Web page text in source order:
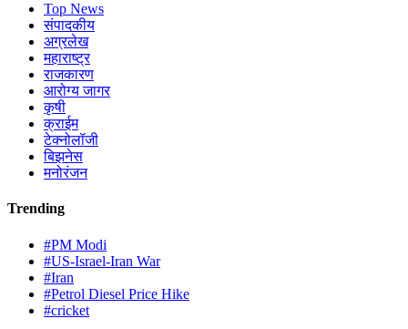
Top News
संपादकीय
अग्रलेख
महाराष्ट्र
राजकारण
आरोग्य जागर
कृषी
क्राईम
टेक्नोलॉजी
बिझनेस
मनोरंजन
Trending
#PM Modi
#US-Israel-Iran War
#Iran
#Petrol Diesel Price Hike
#cricket